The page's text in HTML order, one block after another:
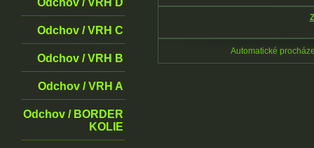
Odchov / VRH D
Odchov / VRH C
Odchov / VRH B
Odchov / VRH A
Odchov / BORDER
KOLIE
Automatické